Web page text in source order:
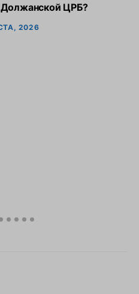
Должанской ЦРБ?
2026